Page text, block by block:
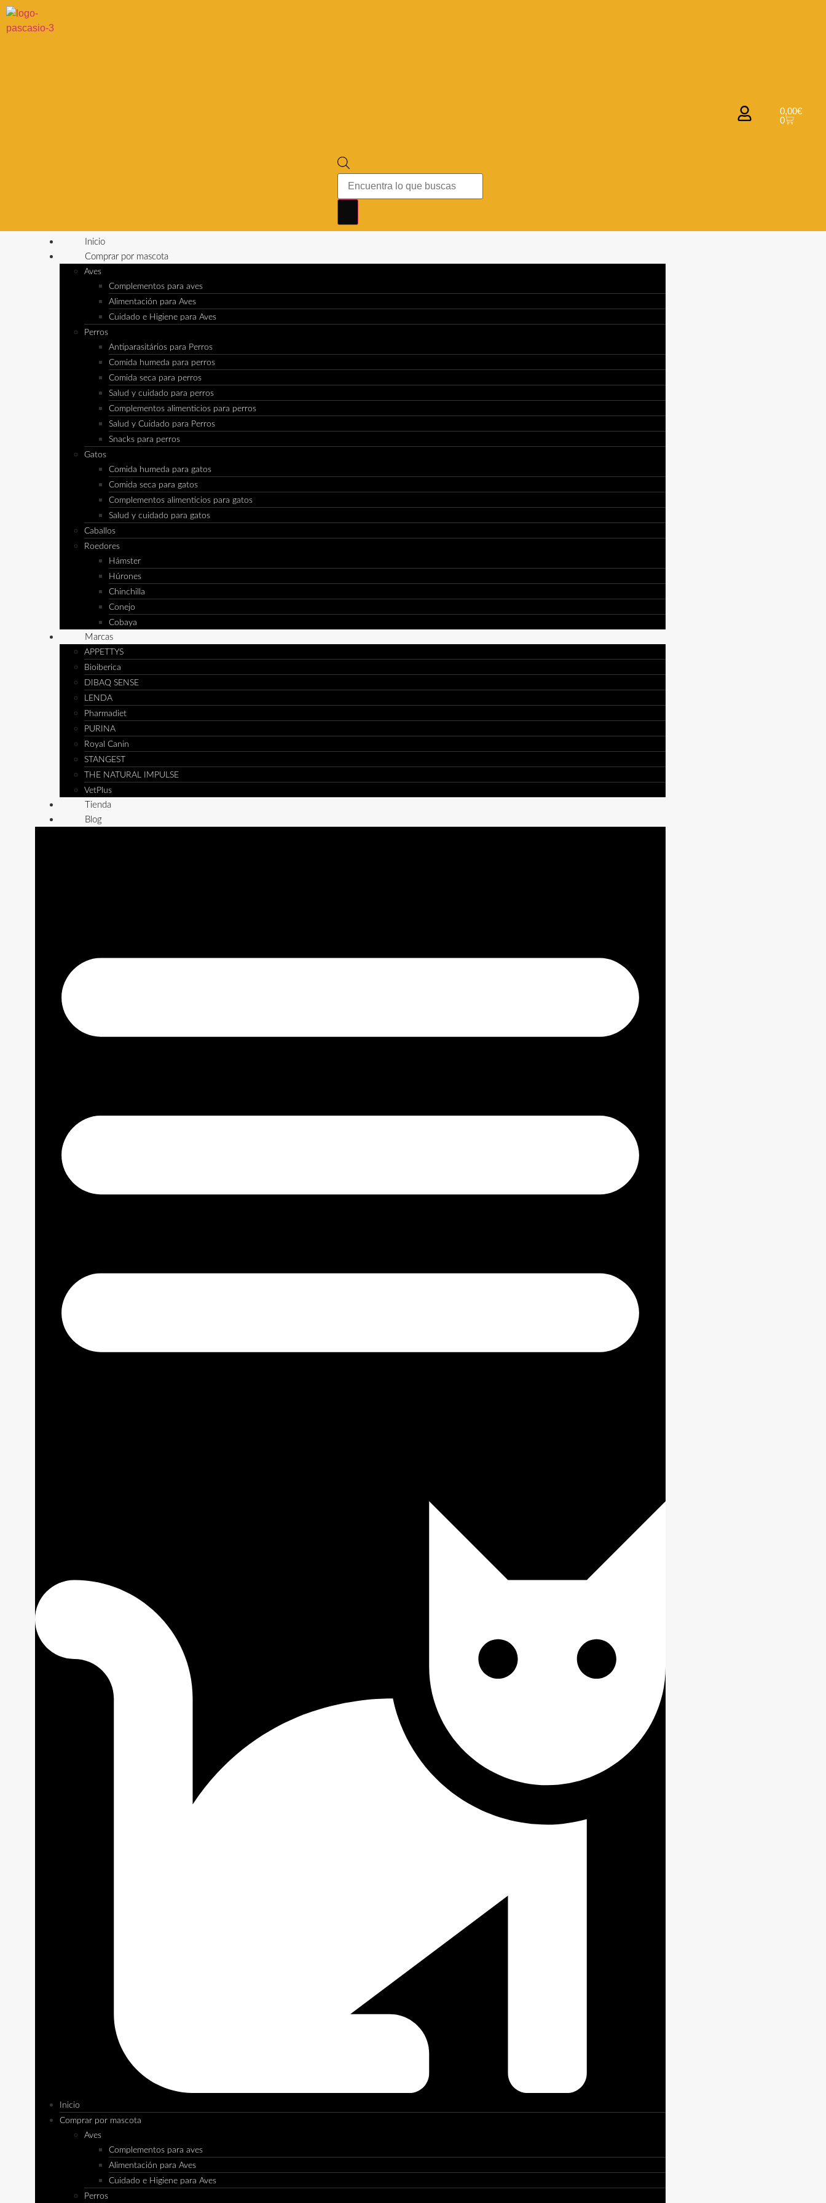
0,00€
0
Inicio
Comprar por mascota
Aves
Complementos para aves
Alimentación para Aves
Cuidado e Higiene para Aves
Perros
Antiparasitários para Perros
Comida humeda para perros
Comida seca para perros
Salud y cuidado para perros
Complementos alimenticios para perros
Salud y Cuidado para Perros
Snacks para perros
Gatos
Comida humeda para gatos
Comida seca para gatos
Complementos alimenticios para gatos
Salud y cuidado para gatos
Caballos
Roedores
Hámster
Húrones
Chinchilla
Conejo
Cobaya
Marcas
APPETTYS
Bioiberica
DIBAQ SENSE
LENDA
Pharmadiet
PURINA
Royal Canin
STANGEST
THE NATURAL IMPULSE
VetPlus
Tienda
Blog
Inicio
Comprar por mascota
Aves
Complementos para aves
Alimentación para Aves
Cuidado e Higiene para Aves
Perros